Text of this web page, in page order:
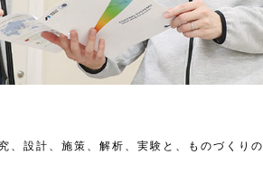
、設計、施策、解析、実験と、ものづくりの